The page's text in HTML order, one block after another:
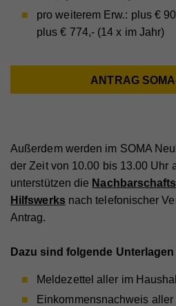
pro weiterem Erw.: plus €
plus € 774,- (14 x im Jahr)
ANTRAG
Außerdem werden im SOMA
der Zeit von 10.00 bis 13.00 Uhr
unterstützen die
Hilfswerks nach telefonischer
Antrag.
Dazu sind folgende
Meldezettel aller im
Einkommensnachweis